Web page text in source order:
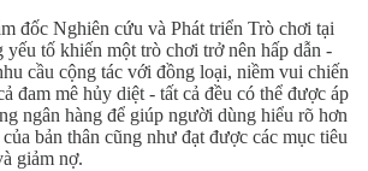
đốc Nghiên cứu và Phát triển Trò chơi tại
tố khiến một trò chơi trở nên hấp dẫn -
cầu cộng tác với đồng loại, niềm vui chiến
đam mê hủy diệt - tất cả đều có thể được áp
ngân hàng để giúp người dùng hiểu rõ hơn
bản thân cũng như đạt được các mục tiêu
giảm nợ.